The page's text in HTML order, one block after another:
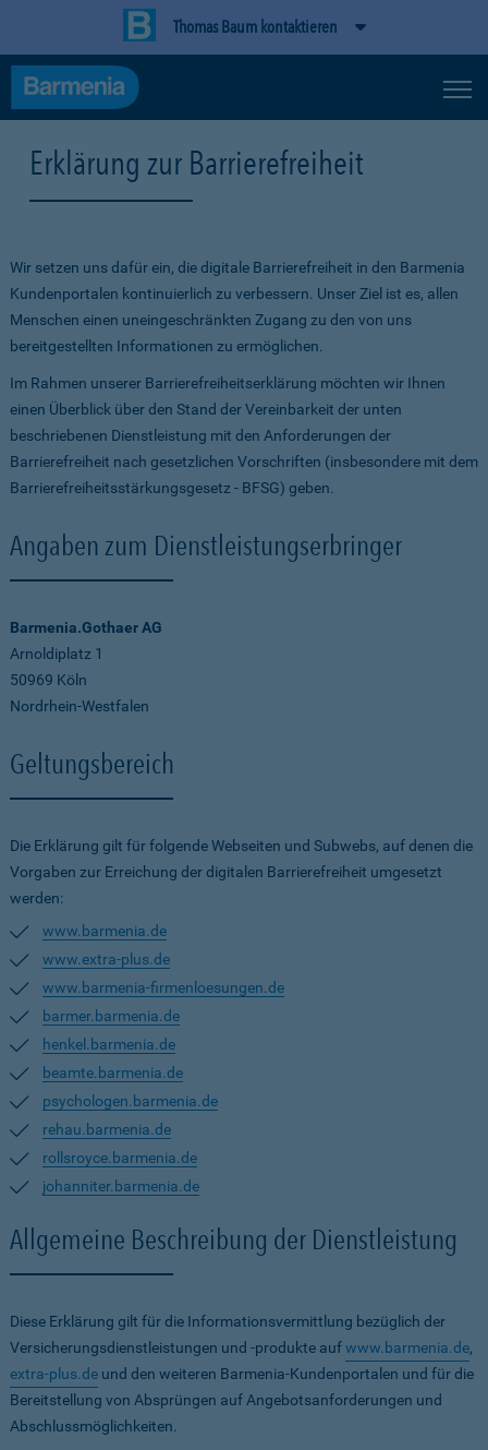
Thomas Baum kontaktieren
Erklärung zur Barrierefreiheit
Wir setzen uns dafür ein, die digitale Barrierefreiheit in den Barmenia
Kundenportalen kontinuierlich zu verbessern. Unser Ziel ist es, allen
Menschen einen uneingeschränkten Zugang zu den von uns
bereitgestellten Informationen zu ermöglichen.
Im Rahmen unserer Barrierefreiheitserklärung möchten wir Ihnen
einen Überblick über den Stand der Vereinbarkeit der unten
beschriebenen Dienstleistung mit den Anforderungen der
Barrierefreiheit nach gesetzlichen Vorschriften (insbesondere mit dem
Barrierefreiheitsstärkungsgesetz - BFSG) geben.
Angaben zum Dienstleistungserbringer
Barmenia.Gothaer AG
Arnoldiplatz 1
50969 Köln
Nordrhein-Westfalen
Geltungsbereich
Die Erklärung gilt für folgende Webseiten und Subwebs, auf denen die
Vorgaben zur Erreichung der digitalen Barrierefreiheit umgesetzt
werden:
www.barmenia.de
www.extra-plus.de
www.barmenia-firmenloesungen.de
barmer.barmenia.de
henkel.barmenia.de
beamte.barmenia.de
psychologen.barmenia.de
rehau.barmenia.de
rollsroyce.barmenia.de
johanniter.barmenia.de
Allgemeine Beschreibung der Dienstleistung
Diese Erklärung gilt für die Informationsvermittlung bezüglich der
Versicherungsdienstleistungen und -produkte aufwww.barmenia.de,
extra-plus.de und den weiteren Barmenia-Kundenportalen und für die
Bereitstellung von Absprüngen auf Angebotsanforderungen und
Abschlussmöglichkeiten.